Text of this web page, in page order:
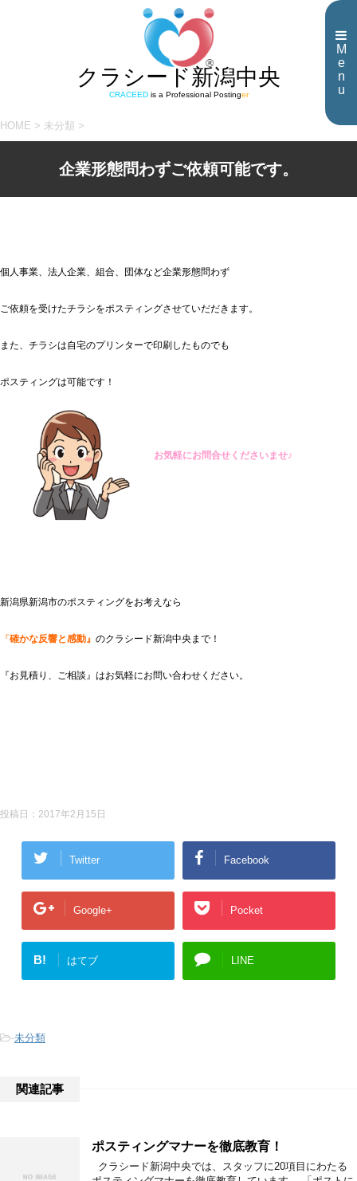
M
e
n
u
クラシード新潟中央
CRACEEDis a Professional Postinger
HOME > 未分類 >
企業形態問わずご依頼可能です。
個人事業、法人企業、組合、団体など企業形態問わず
ご依頼を受けたチラシをポスティングさせていだだきます。
また、チラシは自宅のプリンターで印刷したものでも
ポスティングは可能です！
お気軽にお問合せくださいませ♪
新潟県新潟市のポスティングをお考えなら
『確かな反響と感動』 のクラシード新潟中央まで！
『お見積り、ご相談』はお気軽にお問い合わせください。
投稿日： 2017年2月15日
Twitter Facebook
Google+ Pocket
B! はてブ LINE
-未分類
関連記事
ポスティングマナーを徹底教育！
クラシード新潟中央では、スタッフに20項目にわたる